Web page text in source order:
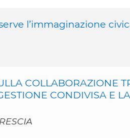
l’immaginazione
COLLABORAZIONE
CONDIVISA E